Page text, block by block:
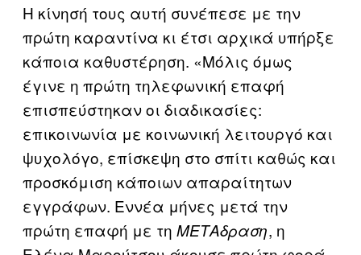
Η κίνησή τους αυτή συνέπεσε με την
πρώτη καραντίνα κι έτσι αρχικά υπήρξε
κάποια καθυστέρηση. «Μόλις όμως
έγινε η πρώτη τηλεφωνική επαφή
επισπεύστηκαν οι διαδικασίες:
επικοινωνία με κοινωνική λειτουργό και
ψυχολόγο, επίσκεψη στο σπίτι καθώς και
προσκόμιση κάποιων απαραίτητων
εγγράφων. Εννέα μήνες μετά την
πρώτη επαφή με τη ΜΕΤΑδραση, η